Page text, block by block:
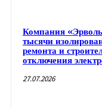
Компания
тысячи
ремонта и
отключения
27.07.2026